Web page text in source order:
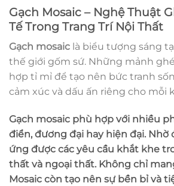
Gạch Mosaic – Nghệ Thuật
Tế Trong Trang Trí Nội Thất
Gạch mosaic là biểu tượng sáng
thế giới gốm sứ. Những mảnh
hợp tỉ mỉ để tạo nên bức tranh
cảm xúc và dấu ấn riêng cho mỗi
Gạch mosaic phù hợp với nhiều
điển, đương đại hay hiện đại. Nhờ
ứng được các yêu cầu khắt khe
thất và ngoại thất. Không chỉ
Mosaic còn tạo nên sự bền bỉ và